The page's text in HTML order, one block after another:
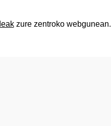
zure zentroko webgunean.